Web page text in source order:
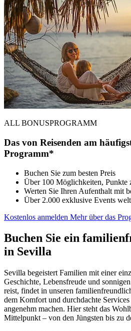
ALL BONUSPROGRAMM
Das von Reisenden am
Programm*
Buchen Sie zum besten Preis
Über 100 Möglichkeiten, Punkte
Werten Sie Ihren Aufenthalt mit
Über 2.000 exklusive Events
Kostenlos anmelden Mehr über das
Buchen Sie ein
in Sevilla
Sevilla begeistert Familien mit einer
Geschichte, Lebensfreude und
reist, findet in unseren
dem Komfort und durchdachte
angenehm machen. Hier steht das
Mittelpunkt – von den Jüngsten bis zu